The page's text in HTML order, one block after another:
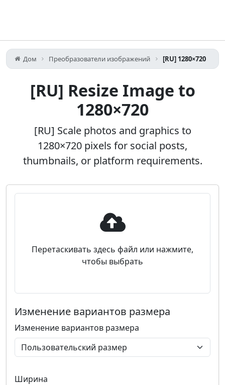
Дом Преобразователи изображений [RU] 1280×720
[RU] Resize Image to
1280×720
[RU] Scale photos and graphics to
1280×720 pixels for social posts,
thumbnails, or platform requirements.
Перетаскивать здесь файл или нажмите,
чтобы выбрать
Изменение вариантов размера
Изменение вариантов размера
Ширина